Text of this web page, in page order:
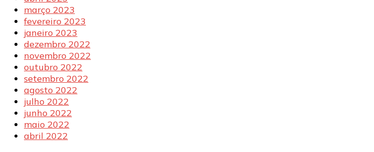
março 2023
fevereiro 2023
janeiro 2023
dezembro 2022
novembro 2022
outubro 2022
setembro 2022
agosto 2022
julho 2022
junho 2022
maio 2022
abril 2022